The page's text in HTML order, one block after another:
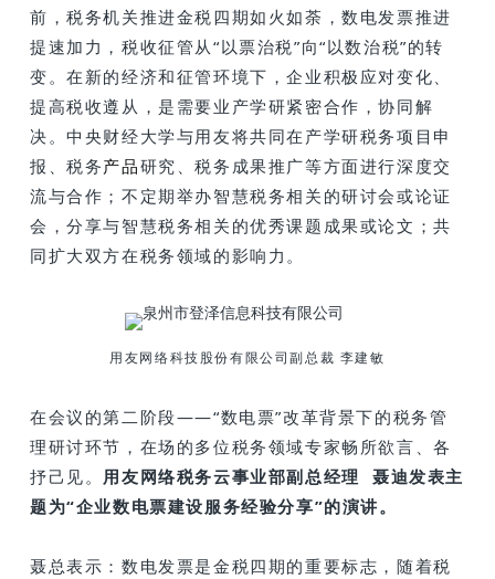
前，税务机关推进金税四期如火如荼，数电发票推进
提速加力，税收征管从“以票治税”向“以数治税”的转
变。在新的经济和征管环境下，企业积极应对变化、
提高税收遵从，是需要业产学研紧密合作，协同解
决。中央财经大学与用友将共同在产学研税务项目申
报、税务产品研究、税务成果推广等方面进行深度交
流与合作；不定期举办智慧税务相关的研讨会或论证
会，分享与智慧税务相关的优秀课题成果或论文；共
同扩大双方在税务领域的影响力。
用友网络科技股份有限公司副总裁 李建敏
在会议的第二阶段——“数电票”改革背景下的税务管
理研讨环节，在场的多位税务领域专家畅所欲言、各
抒己见。 用友网络税务云事业部副总经理 聂迪发表主
题为“企业数电票建设服务经验分享”的演讲。
聂总表示： 数电发票是金税四期的重要标志，随着税